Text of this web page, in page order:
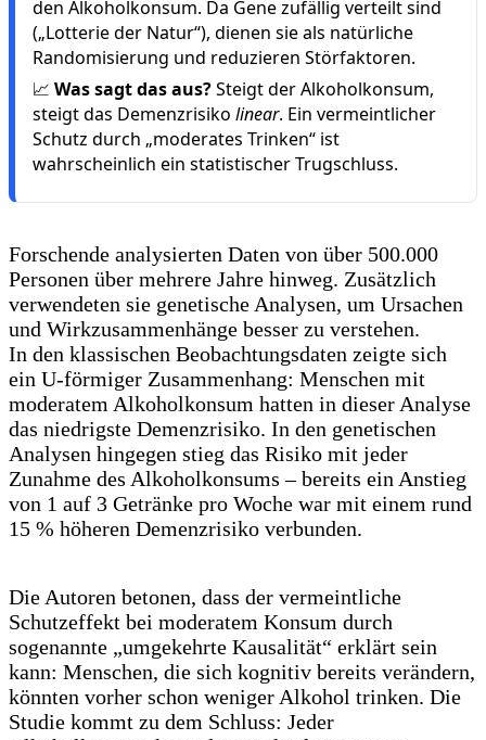
den Alkoholkonsum. Da Gene zufällig verteilt sind
(„Lotterie der Natur“), dienen sie als natürliche
Randomisierung und reduzieren Störfaktoren.
📈 Was sagt das aus?Steigt der Alkoholkonsum,
steigt das Demenzrisiko linear. Ein vermeintlicher
Schutz durch „moderates Trinken“ ist
wahrscheinlich ein statistischer Trugschluss.
Forschende analysierten Daten von über 500.000
Personen über mehrere Jahre hinweg. Zusätzlich
verwendeten sie genetische Analysen, um Ursachen
und Wirkzusammenhänge besser zu verstehen.
In den klassischen Beobachtungsdaten zeigte sich
ein U-förmiger Zusammenhang: Menschen mit
moderatem Alkoholkonsum hatten in dieser Analyse
das niedrigste Demenzrisiko. In den genetischen
Analysen hingegen stieg das Risiko mit jeder
Zunahme des Alkoholkonsums – bereits ein Anstieg
von 1 auf 3 Getränke pro Woche war mit einem rund
15 % höheren Demenzrisiko verbunden.
Die Autoren betonen, dass der vermeintliche
Schutzeffekt bei moderatem Konsum durch
sogenannte „umgekehrte Kausalität“ erklärt sein
kann: Menschen, die sich kognitiv bereits verändern,
könnten vorher schon weniger Alkohol trinken. Die
Studie kommt zu dem Schluss: Jeder